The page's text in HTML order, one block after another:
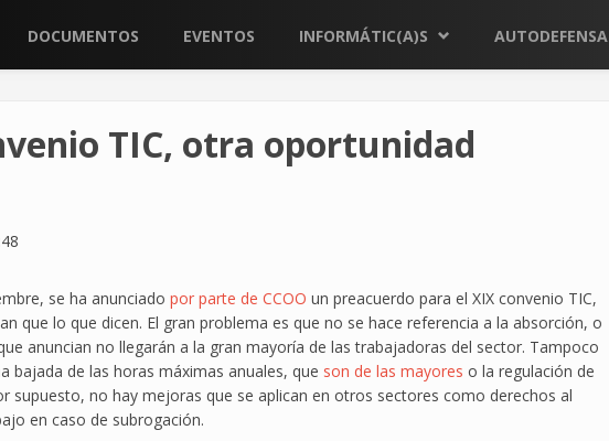
DOCUMENTOS EVENTOS INFORMÁTIC(A)S AUTODEFENSA
TIC, otra oportunidad
se ha anunciado por parte de CCOO un preacuerdo para el XIX convenio TIC,
que lo que dicen. El gran problema es que no se hace referencia a la absorción, o
anuncian no llegarán a la gran mayoría de las trabajadoras del sector. Tampoco
bajada de las horas máximas anuales, que son de las mayores o la regulación de
supuesto, no hay mejoras que se aplican en otros sectores como derechos al
en caso de subrogación.